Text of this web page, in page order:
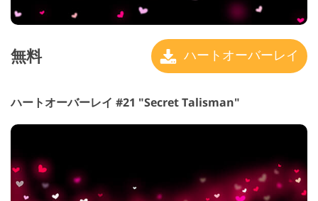
無料 ハートオーバーレイ
ハートオーバーレイ #21 "Secret Talisman"